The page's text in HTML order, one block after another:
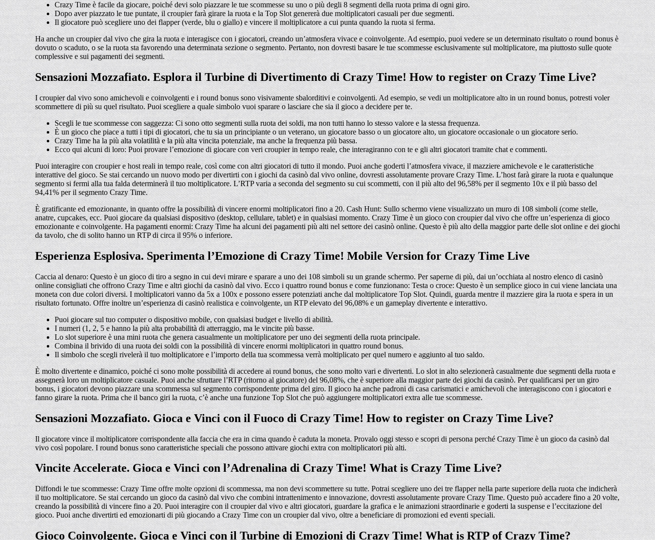
Crazy Time è facile da giocare, poiché devi solo piazzare le tue scommesse su uno o più degli 8 segmenti della ruota prima di ogni giro.
Dopo aver piazzato le tue puntate, il croupier farà girare la ruota e la Top Slot genererà due moltiplicatori casuali per due segmenti.
Il giocatore può scegliere uno dei flapper (verde, blu o giallo) e vincere il moltiplicatore a cui punta quando la ruota si ferma.
Ha anche un croupier dal vivo che gira la ruota e interagisce con i giocatori, creando un’atmosfera vivace e coinvolgente. Ad esempio, puoi vedere se un determinato risultato o round bonus è
dovuto o scaduto, o se la ruota sta favorendo una determinata sezione o segmento. Pertanto, non dovresti basare le tue scommesse esclusivamente sul moltiplicatore, ma piuttosto sulle quote
complessive e sui pagamenti dei segmenti.
Sensazioni Mozzafiato. Esplora il Turbine di Divertimento di Crazy Time! How to register on Crazy Time Live?
I croupier dal vivo sono amichevoli e coinvolgenti e i round bonus sono visivamente sbalorditivi e coinvolgenti. Ad esempio, se vedi un moltiplicatore alto in un round bonus, potresti voler
scommettere di più su quel risultato. Puoi scegliere a quale simbolo vuoi sparare o lasciare che sia il gioco a decidere per te.
Scegli le tue scommesse con saggezza: Ci sono otto segmenti sulla ruota dei soldi, ma non tutti hanno lo stesso valore e la stessa frequenza.
È un gioco che piace a tutti i tipi di giocatori, che tu sia un principiante o un veterano, un giocatore basso o un giocatore alto, un giocatore occasionale o un giocatore serio.
Crazy Time ha la più alta volatilità e la più alta vincita potenziale, ma anche la frequenza più bassa.
Ecco qui alcuni di loro: Puoi provare l’emozione di giocare con veri croupier in tempo reale, che interagiranno con te e gli altri giocatori tramite chat e commenti.
Puoi interagire con croupier e host reali in tempo reale, così come con altri giocatori di tutto il mondo. Puoi anche goderti l’atmosfera vivace, il mazziere amichevole e le caratteristiche
interattive del gioco. Se stai cercando un nuovo modo per divertirti con i giochi da casinò dal vivo online, dovresti assolutamente provare Crazy Time. L’host farà girare la ruota e qualunque
segmento si fermi alla tua falda determinerà il tuo moltiplicatore. L’RTP varia a seconda del segmento su cui scommetti, con il più alto del 96,58% per il segmento 10x e il più basso del
94,41% per il segmento Crazy Time.
È gratificante ed emozionante, in quanto offre la possibilità di vincere enormi moltiplicatori fino a 20. Cash Hunt: Sullo schermo viene visualizzato un muro di 108 simboli (come stelle,
anatre, cupcakes, ecc. Puoi giocare da qualsiasi dispositivo (desktop, cellulare, tablet) e in qualsiasi momento. Crazy Time è un gioco con croupier dal vivo che offre un’esperienza di gioco
emozionante e coinvolgente. Ha pagamenti enormi: Crazy Time ha alcuni dei pagamenti più alti nel settore dei casinò online. Questo è più alto della maggior parte delle slot online e dei giochi
da tavolo, che di solito hanno un RTP di circa il 95% o inferiore.
Esperienza Esplosiva. Sperimenta l’Emozione di Crazy Time! Mobile Version for Crazy Time Live
Caccia al denaro: Questo è un gioco di tiro a segno in cui devi mirare e sparare a uno dei 108 simboli su un grande schermo. Per saperne di più, dai un’occhiata al nostro elenco di casinò
online consigliati che offrono Crazy Time e altri giochi da casinò dal vivo. Ecco i quattro round bonus e come funzionano: Testa o croce: Questo è un semplice gioco in cui viene lanciata una
moneta con due colori diversi. I moltiplicatori vanno da 5x a 100x e possono essere potenziati anche dal moltiplicatore Top Slot. Quindi, guarda mentre il mazziere gira la ruota e spera in un
risultato fortunato. Offre inoltre un’esperienza di casinò realistica e coinvolgente, un RTP elevato del 96,08% e un gameplay divertente e interattivo.
Puoi giocare sul tuo computer o dispositivo mobile, con qualsiasi budget e livello di abilità.
I numeri (1, 2, 5 e hanno la più alta probabilità di atterraggio, ma le vincite più basse.
Lo slot superiore è una mini ruota che genera casualmente un moltiplicatore per uno dei segmenti della ruota principale.
Combina il brivido di una ruota dei soldi con la possibilità di vincere enormi moltiplicatori in quattro round bonus.
Il simbolo che scegli rivelerà il tuo moltiplicatore e l’importo della tua scommessa verrà moltiplicato per quel numero e aggiunto al tuo saldo.
È molto divertente e dinamico, poiché ci sono molte possibilità di accedere ai round bonus, che sono molto vari e divertenti. Lo slot in alto selezionerà casualmente due segmenti della ruota e
assegnerà loro un moltiplicatore casuale. Puoi anche sfruttare l’RTP (ritorno al giocatore) del 96,08%, che è superiore alla maggior parte dei giochi da casinò. Per qualificarsi per un giro
bonus, i giocatori devono piazzare una scommessa sul segmento corrispondente prima del giro. Il gioco ha anche padroni di casa carismatici e amichevoli che interagiscono con i giocatori e
fanno girare la ruota. Prima che il banco giri la ruota, c’è anche una funzione Top Slot che può aggiungere moltiplicatori extra alle tue scommesse.
Sensazioni Mozzafiato. Gioca e Vinci con il Fuoco di Crazy Time! How to register on Crazy Time Live?
Il giocatore vince il moltiplicatore corrispondente alla faccia che era in cima quando è caduta la moneta. Provalo oggi stesso e scopri di persona perché Crazy Time è un gioco da casinò dal
vivo così popolare. I round bonus sono caratteristiche speciali che possono attivare giochi extra con moltiplicatori più alti.
Vincite Accelerate. Gioca e Vinci con l’Adrenalina di Crazy Time! What is Crazy Time Live?
Diffondi le tue scommesse: Crazy Time offre molte opzioni di scommessa, ma non devi scommettere su tutte. Potrai scegliere uno dei tre flapper nella parte superiore della ruota che indicherà
il tuo moltiplicatore. Se stai cercando un gioco da casinò dal vivo che combini intrattenimento e innovazione, dovresti assolutamente provare Crazy Time. Questo può accadere fino a 20 volte,
creando la possibilità di vincere fino a 20. Puoi interagire con il croupier dal vivo e altri giocatori, guardare la grafica e le animazioni straordinarie e goderti la suspense e l’eccitazione del
gioco. Puoi anche divertirti ed emozionarti di più giocando a Crazy Time con un croupier dal vivo, oltre a beneficiare di promozioni ed eventi speciali.
Gioco Coinvolgente. Gioca e Vinci con il Turbine di Emozioni di Crazy Time! What is RTP of Crazy Time?